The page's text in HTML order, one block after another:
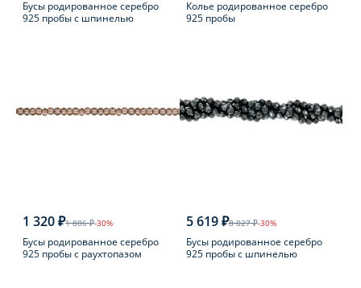
Бусы родированное серебро
925 пробы с шпинелью
Колье родированное серебро
925 пробы
1 320 ₽1 886 ₽-30%
Бусы родированное серебро
925 пробы с раухтопазом
5 619 ₽8 027 ₽-30%
Бусы родированное серебро
925 пробы с шпинелью